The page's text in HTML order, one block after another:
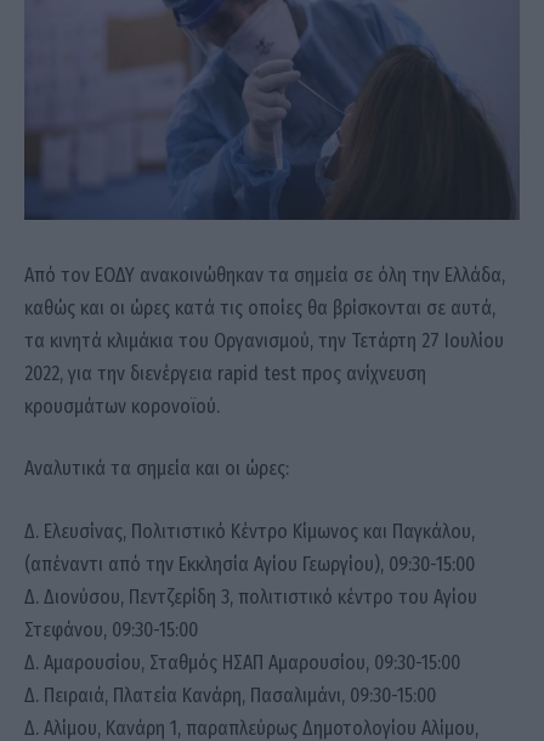
Από τον ΕΟΔΥ ανακοινώθηκαν τα σημεία σε όλη την Ελλάδα,
καθώς και οι ώρες κατά τις οποίες θα βρίσκονται σε αυτά,
τα κινητά κλιμάκια του Οργανισμού, την Τετάρτη 27 Ιουλίου
2022, για την διενέργεια rapid test προς ανίχνευση
κρουσμάτων κορονοϊού.
Αναλυτικά τα σημεία και οι ώρες:
Δ. Ελευσίνας, Πολιτιστικό Κέντρο Κίμωνος και Παγκάλου,
(απέναντι από την Εκκλησία Αγίου Γεωργίου), 09:30-15:00
Δ. Διονύσου, Πεντζερίδη 3, πολιτιστικό κέντρο του Αγίου
Στεφάνου, 09:30-15:00
Δ. Αμαρουσίου, Σταθμός ΗΣΑΠ Αμαρουσίου, 09:30-15:00
Δ. Πειραιά, Πλατεία Κανάρη, Πασαλιμάνι, 09:30-15:00
Δ. Αλίμου, Κανάρη 1, παραπλεύρως Δημοτολογίου Αλίμου,